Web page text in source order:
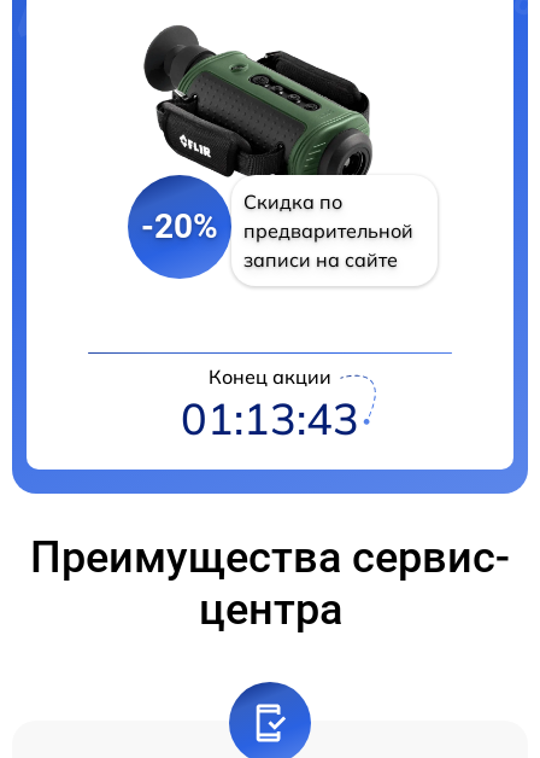
-20%
Скидка по
предварительной
записи на сайте
Конец акции
01:13:42
Преимущества сервис-
центра